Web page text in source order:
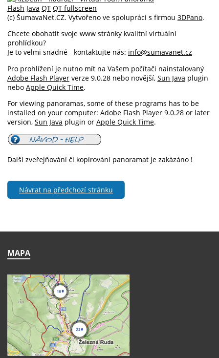
Flash Java QT QT fullscreen
(c) ŠumavaNet.CZ. Vytvořeno ve spolupráci s firmou 3DPano.
Chcete obohatit svoje www stránky kvalitní virtuální
prohlídkou?
Je to velmi snadné - kontaktujte nás: info@sumavanet.cz
Pro prohlížení je nutno mít na Vašem počítači nainstalovaný
Adobe Flash Player verze 9.0.28 nebo novější, Sun Java plugin
nebo Apple Quick Time.
For viewing panoramas, some of these programs has to be
installed on your computer: Adobe Flash Player 9.0.28 or later
version, Sun Java plugin or Apple Quick Time.
Další zveřejňování či kopírování panoramat je zakázáno !
Návrat na předchozí stránku
MAPA